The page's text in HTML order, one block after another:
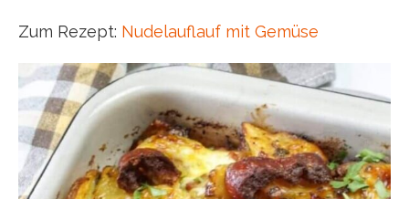
Zum Rezept: Nudelauflauf mit Gemüse